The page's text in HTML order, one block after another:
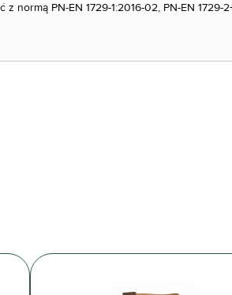
PN-EN 1729-1:2016-02, PN-EN 1729-